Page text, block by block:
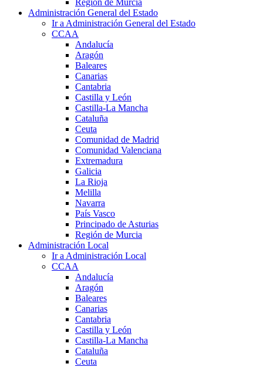
Administración General del Estado
Ir a Administración General del Estado
CCAA
Andalucía
Aragón
Baleares
Canarias
Cantabria
Castilla y León
Castilla-La Mancha
Cataluña
Ceuta
Comunidad de Madrid
Comunidad Valenciana
Extremadura
Galicia
La Rioja
Melilla
Navarra
País Vasco
Principado de Asturias
Región de Murcia
Administración Local
Ir a Administración Local
CCAA
Andalucía
Aragón
Baleares
Canarias
Cantabria
Castilla y León
Castilla-La Mancha
Cataluña
Ceuta